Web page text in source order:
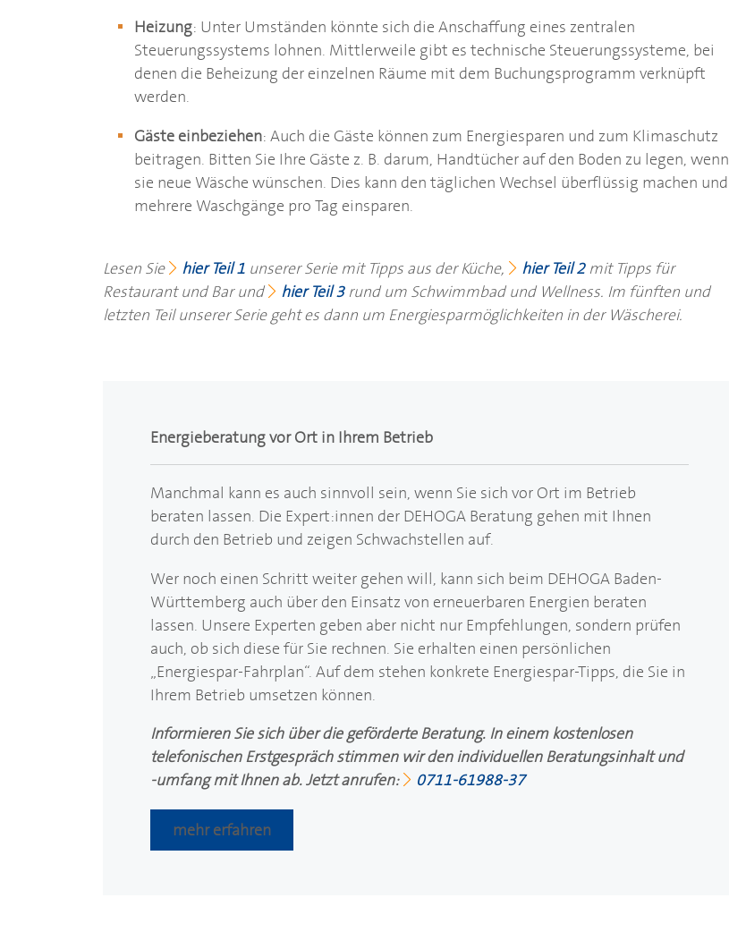
Heizung: Unter Umständen könnte sich die Anschaffung eines zentralen
Steuerungssystems lohnen. Mittlerweile gibt es technische Steuerungssysteme, bei
denen die Beheizung der einzelnen Räume mit dem Buchungsprogramm verknüpft
werden.
Gäste einbeziehen: Auch die Gäste können zum Energiesparen und zum Klimaschutz
beitragen. Bitten Sie Ihre Gäste z. B. darum, Handtücher auf den Boden zu legen, wenn
sie neue Wäsche wünschen. Dies kann den täglichen Wechsel überflüssig machen und
mehrere Waschgänge pro Tag einsparen.
Lesen Sie hier Teil 1 unserer Serie mit Tipps aus der Küche, hier Teil 2mit Tipps für
Restaurant und Bar und
hier Teil 3 rund um Schwimmbad und Wellness. Im fünften und
letzten Teil unserer Serie geht es dann um Energiesparmöglichkeiten in der Wäscherei.
Energieberatung vor Ort in Ihrem Betrieb
Manchmal kann es auch sinnvoll sein, wenn Sie sich vor Ort im Betrieb
beraten lassen. Die Expert:innen der DEHOGABeratung gehen mit Ihnen
durch den Betrieb und zeigen Schwachstellen auf.
Wer noch einen Schritt weiter gehen will, kann sich beim DEHOGABaden-
Württemberg auch über den Einsatz von erneuerbaren Energien beraten
lassen. Unsere Experten geben aber nicht nur Empfehlungen, sondern prüfen
auch, ob sich diese für Sie rechnen. Sie erhalten einen persönlichen
„Energiespar-Fahrplan“. Auf dem stehen konkrete Energiespar-Tipps, die Sie in
Ihrem Betrieb umsetzen können.
Informieren Sie sich über die geförderte Beratung. In einem kostenlosen
telefonischen Erstgespräch stimmen wir den individuellen Beratungsinhalt und
-umfang mit Ihnen ab. Jetzt anrufen:
0711-61988-37
mehr erfahren